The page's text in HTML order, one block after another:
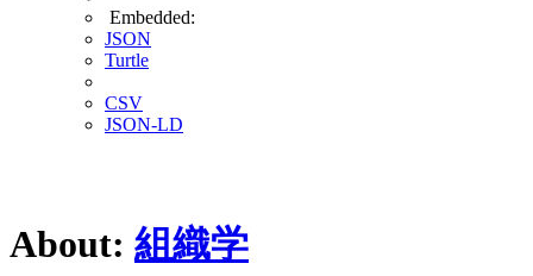
Embedded:
JSON
Turtle
CSV
JSON-LD
About: 組織学